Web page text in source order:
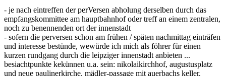
- je nach eintreffen der perVersen abholung derselben durch das
empfangskommittee am hauptbahnhof oder treff an einem zentralen,
noch zu benennenden ort der innenstadt
- sofern die perversen schon am frühen / späten nachmittag einträfen
und interesse bestünde, wewürde ich mich als föhrer für einen
kurzen rundgang durch die leipziger innenstadt anbieten ...
besiachtpunkte kekünnen u.a. sein: nikolaikirchhof, augustusplatz
und neue paulinerkirche, mädler-passage mit auerbachs keller,